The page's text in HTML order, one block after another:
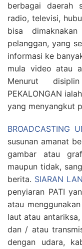
berbagai daerah
radio, televisi,
bisa
pelanggan, yang
informasi ke
mula video atau
Menurut
PEKALONGAN
yang menyangkut
BROADCASTING
susunan amanat
gambar atau
maupun tidak,
berita. SIARAN
penyiaran PATI
atau
laut atau
dan / atau
dengan udara,